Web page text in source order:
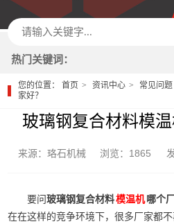
热门关键词：
您的位置：首页 资讯中心 常见问题
家好？
玻璃钢复合材料模温
来源：珞石机械 浏览：1865
要问玻璃钢复合材料模温机哪个
在在这样的竞争环境下，很多厂家都